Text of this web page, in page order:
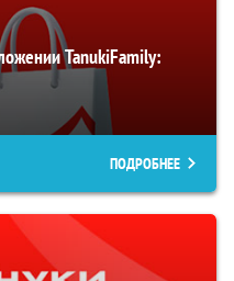
TanukiFamily:
ПОДРОБНЕЕ